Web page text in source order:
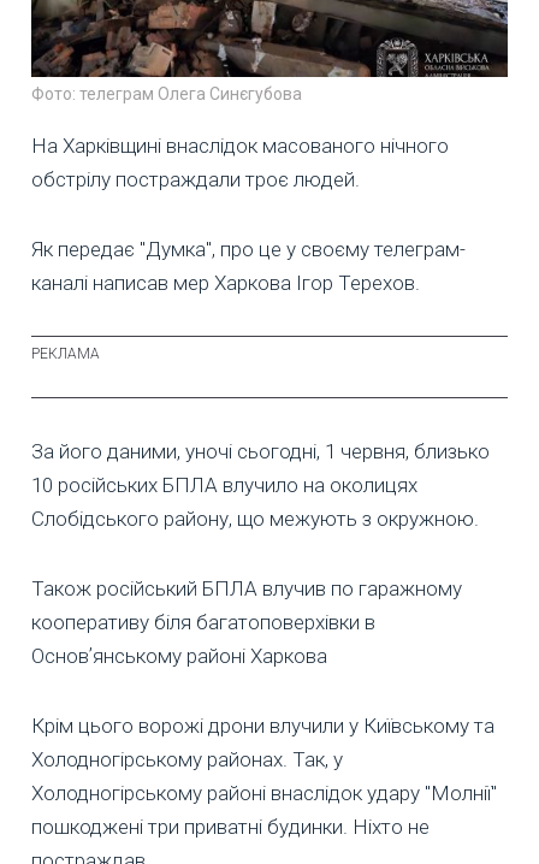
Фото: телеграм Олега Синєгубова
На Харківщині внаслідок масованого нічного
обстрілу постраждали троє людей.
Як передає "Думка", про це у своєму телеграм-
каналі написав мер Харкова Ігор Терехов.
За його даними, уночі сьогодні, 1 червня, близько
10 російських БПЛА влучило на околицях
Слобідського району, що межують з окружною.
Також російський БПЛА влучив по гаражному
кооперативу біля багатоповерхівки в
Основʼянському районі Харкова
Крім цього ворожі дрони влучили у Київському та
Холодногірському районах. Так, у
Холодногірському районі внаслідок удару "Молнії"
пошкоджені три приватні будинки. Ніхто не